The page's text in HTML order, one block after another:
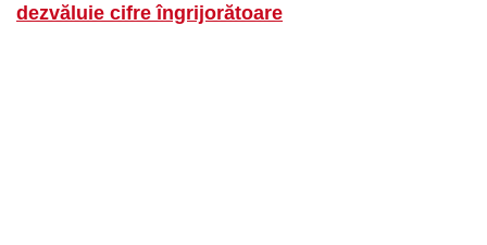
dezvăluie cifre îngrijorătoare